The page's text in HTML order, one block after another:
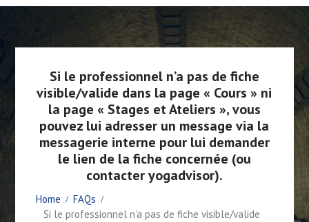
Si le professionnel n’a pas de fiche
visible/valide dans la page « Cours » ni
la page « Stages et Ateliers », vous
pouvez lui adresser un message via la
messagerie interne pour lui demander
le lien de la fiche concernée (ou
contacter yogadvisor).
Home
FAQs
Si le professionnel n’a pas de fiche visible/valide